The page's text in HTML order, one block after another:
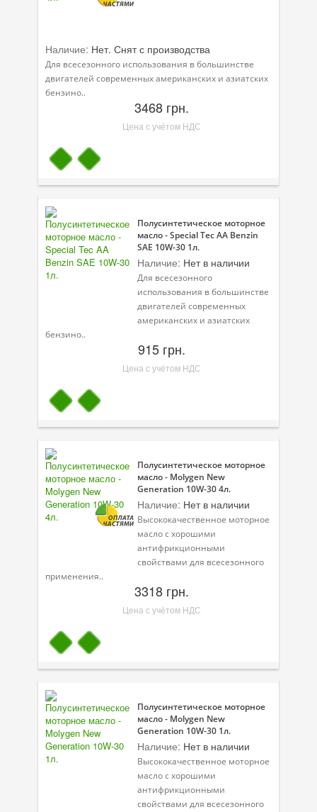
Сервисные продукты
Клеи и герметики
Профи-серия
Смазки
Специальные программы
Масла для лодочных моторов
Моторное масло для мотоцикла
Оружейное масло
Садовая программа
Промышленная программа
Технологические жидкости
Зимняя программа
Наличие: Нет. Снят с производства
Для всесезонного использования в большинстве
двигателей современных американских и азиатских
бензино..
3468 грн.
Цена с учётом НДС
Полусинтетическое моторное
масло - Special Tec AA Benzin
SAE 10W-30 1л.
Наличие: Нет в наличии
Для всесезонного
использования в большинстве
двигателей современных
американских и азиатских
бензино..
915 грн.
Цена с учётом НДС
Полусинтетическое моторное
масло - Molygen New
Generation 10W-30 4л.
Наличие: Нет в наличии
Высококачественное моторное
масло с хорошими
антифрикционными
свойствами для всесезонного
применения..
3318 грн.
Цена с учётом НДС
Полусинтетическое моторное
масло - Molygen New
Generation 10W-30 1л.
Наличие: Нет в наличии
Высококачественное моторное
масло с хорошими
антифрикционными
свойствами для всесезонного